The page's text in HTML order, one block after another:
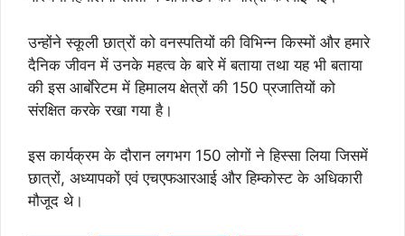
उन्होंने स्कूली छात्रों को वनस्पतियों की विभिन्न किस्मों और हमारे
दैनिक जीवन में उनके महत्व के बारे में बताया तथा यह भी बताया
की इस आर्बाेरेटम में हिमालय क्षेत्रों की 150 प्रजातियों को
संरक्षित करके रखा गया है।
इस कार्यक्रम के दौरान लगभग 150 लोगों ने हिस्सा लिया जिसमें
छात्रों, अध्यापकों एवं एचएफआरआई और हिम्कोस्ट के अधिकारी
मौजूद थे।